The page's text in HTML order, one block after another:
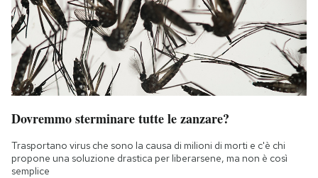
Dovremmo sterminare tutte le zanzare?
Trasportano virus che sono la causa di milioni di morti e c'è chi
propone una soluzione drastica per liberarsene, ma non è così
semplice